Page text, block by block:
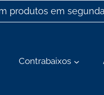
produtos em
Contrabaixos